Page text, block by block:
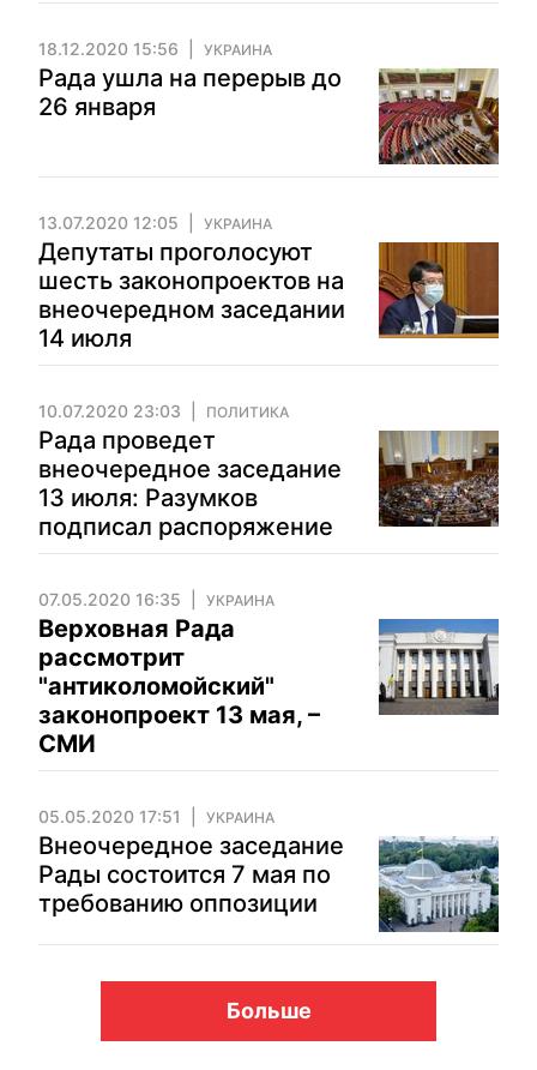
18.12.2020 15:56 УКРАИНА
Рада ушла на перерыв до
26 января
13.07.2020 12:05 УКРАИНА
Депутаты проголосуют
шесть законопроектов на
внеочередном заседании
14 июля
10.07.2020 23:03 ПОЛИТИКА
Рада проведет
внеочередное заседание
13 июля: Разумков
подписал распоряжение
07.05.2020 16:35 УКРАИНА
Верховная Рада
рассмотрит
"антиколомойский"
законопроект 13 мая, –
СМИ
05.05.2020 17:51 УКРАИНА
Внеочередное заседание
Рады состоится 7 мая по
требованию оппозиции
Больше